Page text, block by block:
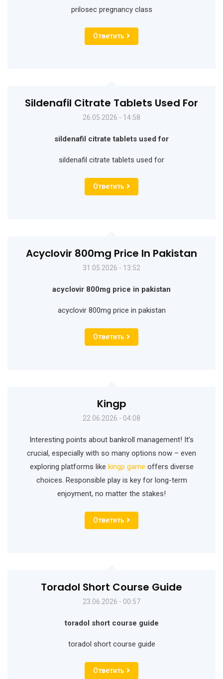
prilosec pregnancy class
Ответить
Sildenafil Citrate Tablets Used For
26.05.2026 - 14:58
sildenafil citrate tablets used for
sildenafil citrate tablets used for
Ответить
Acyclovir 800mg Price In Pakistan
31.05.2026 - 13:52
acyclovir 800mg price in pakistan
acyclovir 800mg price in pakistan
Ответить
Kingp
22.06.2026 - 04:08
Interesting points about bankroll management! It’s
crucial, especially with so many options now – even
exploring platforms like kingp game offers diverse
choices. Responsible play is key for long-term
enjoyment, no matter the stakes!
Ответить
Toradol Short Course Guide
23.06.2026 - 00:57
toradol short course guide
toradol short course guide
Ответить